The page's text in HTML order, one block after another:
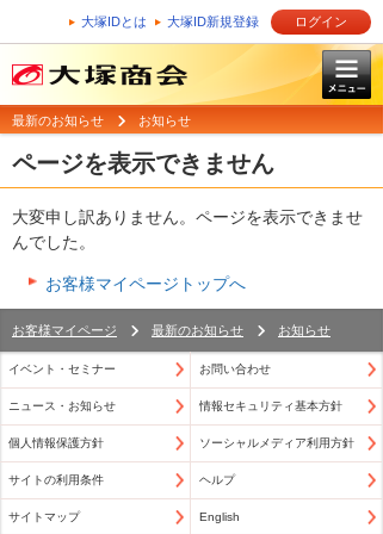
大塚IDとは 大塚ID新規登録 ログイン
最新のお知らせ お知らせ
ページを表示できません
大変申し訳ありません。ページを表示できませ
んでした。
お客様マイページトップへ
お客様マイページ 最新のお知らせ お知らせ
イベント・セミナー お問い合わせ
ニュース・お知らせ 情報セキュリティ基本方針
個人情報保護方針 ソーシャルメディア利用方針
サイトの利用条件 ヘルプ
サイトマップ English